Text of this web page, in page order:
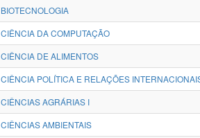
BIOTECNOLOGIA
CIÊNCIA DA COMPUTAÇÃO
CIÊNCIA DE ALIMENTOS
CIÊNCIA POLÍTICA E RELAÇÕES
CIÊNCIAS AGRÁRIAS I
CIÊNCIAS AMBIENTAIS